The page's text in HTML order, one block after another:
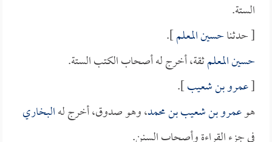
الستة.
[ حدثناحسين المعلم].
حسين المعلمثقة، أخرج له أصحاب الكتب الستة.
[عمرو بن شعيب].
هوعمرو بن شعيب بن محمد، وهو صدوق، أخرج لهالبخاري